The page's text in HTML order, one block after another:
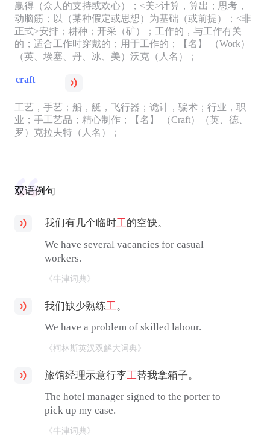
赢得（众人的支持或欢心）；<美>计算，算出；思考，
动脑筋；以（某种假定或思想）为基础（或前提）；<非
正式>安排；耕种；开采（矿）；工作的，与工作有关
的；适合工作时穿戴的；用于工作的；【名】 （Work）
（英、埃塞、丹、冰、美）沃克（人名）；
craft
工艺，手艺；船，艇，飞行器；诡计，骗术；行业，职
业；手工艺品；精心制作；【名】 （Craft）（英、德、
罗）克拉夫特（人名）；
双语例句
我们有几个临时工的空缺。
We have several vacancies for casual
workers.
《牛津词典》
我们缺少熟练工 。
We have a problem of skilled labour.
《柯林斯英汉双解大词典》
旅馆经理示意行李工替我拿箱子。
The hotel manager signed to the porter to
pick up my case.
《牛津词典》